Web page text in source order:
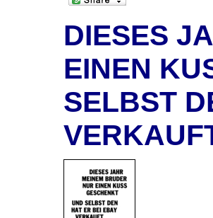
DIESES
EINEN
SELBST